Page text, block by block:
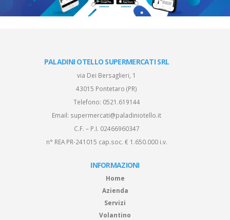
PALADINI OTELLO SUPERMERCATI SRL
via Dei Bersaglieri, 1
43015 Pontetaro (PR)
Telefono: 0521.619144
Email: supermercati@paladiniotello.it
C.F. – P.I. 02466960347
n° REA PR-241015 cap.soc. € 1.650.000 i.v.
INFORMAZIONI
Home
Azienda
Servizi
Volantino